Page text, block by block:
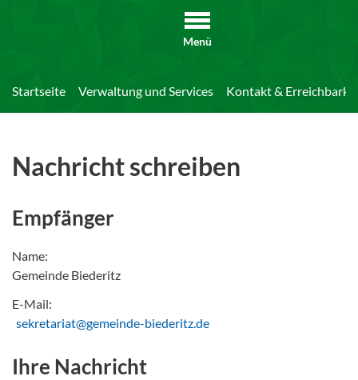
Menü
Startseite Verwaltung und Services Kontakt &
Nachricht schreiben
Empfänger
Name:
Gemeinde Biederitz
E-Mail:
sekretariat@gemeinde-biederitz.de
Ihre Nachricht